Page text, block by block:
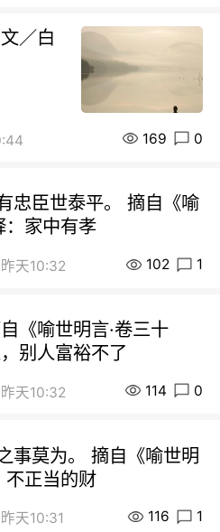
／白
169 0
忠臣世泰平。 摘自《喻
：家中有孝
昨天10:32 102 1
《喻世明言·卷三十
别人富裕不了
昨天10:32 114 0
事莫为。 摘自《喻世明
不正当的财
昨天10:31 116 1